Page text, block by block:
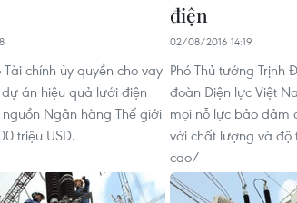
Tài chính ủy quyền cho vay
án hiệu quả lưới điện
Ngân hàng Thế giới
triệu USD.
điện
02/08/2016 14:19
Phó Thủ tướng Trịnh
đoàn Điện lực Việt
mọi nỗ lực bảo đảm
với chất lượng và độ
cao/